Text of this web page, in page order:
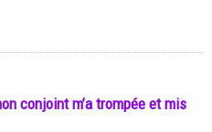
conjoint m’a trompée et mis